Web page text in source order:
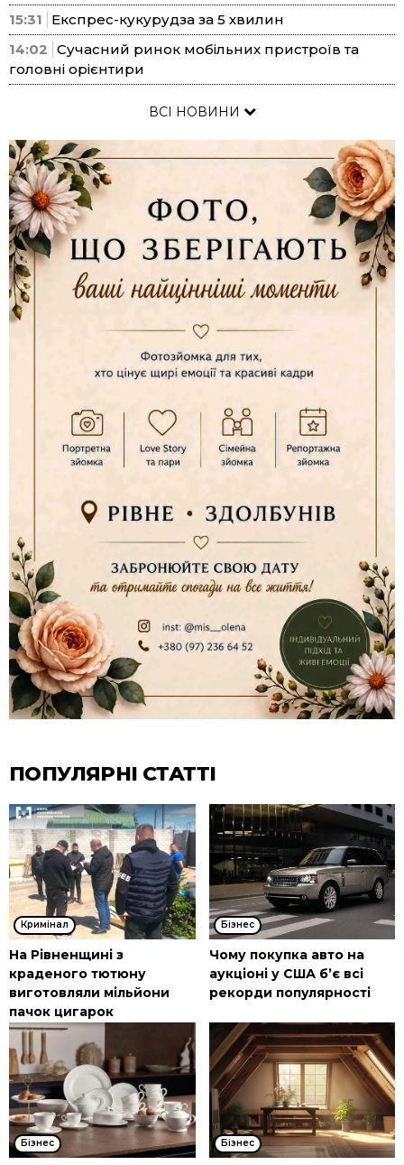
15:31
Експрес-кукурудза за 5 хвилин
14:02 Сучасний ринок мобільних пристроїв та
головні орієнтири
ВСІ НОВИНИ
ПОПУЛЯРНІ СТАТТІ
Кримінал
На Рівненщині з
краденого тютюну
виготовляли мільйони
пачок цигарок
Бізнес
Чому покупка авто на
аукціоні у США б’є всі
рекорди популярності
Бізнес Бізнес